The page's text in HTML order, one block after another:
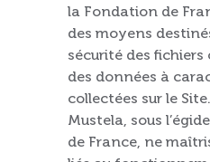
la Fondation de
des moyens
sécurité des
des données à
collectées sur le
Mustela, sous
de France, ne